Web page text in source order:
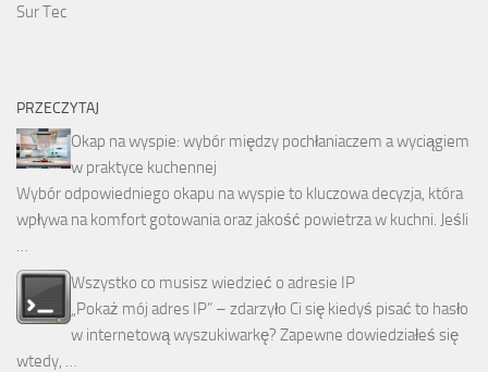
Sur Tec
PRZECZYTAJ
Okap na wyspie: wybór między pochłaniaczem a wyciągiem
w praktyce kuchennej
Wybór odpowiedniego okapu na wyspie to kluczowa decyzja, która
wpływa na komfort gotowania oraz jakość powietrza w kuchni. Jeśli
…
Wszystko co musisz wiedzieć o adresie IP
„Pokaż mój adres IP” – zdarzyło Ci się kiedyś pisać to hasło
w internetową wyszukiwarkę? Zapewne dowiedziałeś się
wtedy, …